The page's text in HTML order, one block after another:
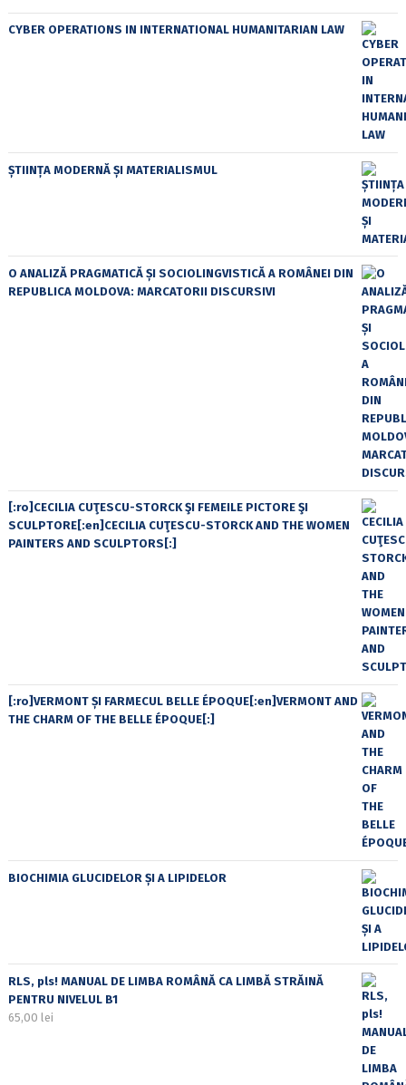
CYBER OPERATIONS IN INTERNATIONAL HUMANITARIAN LAW
ȘTIINȚA MODERNĂ ȘI MATERIALISMUL
O ANALIZĂ PRAGMATICĂ ȘI SOCIOLINGVISTICĂ A ROMÂNEI DIN
REPUBLICA MOLDOVA: MARCATORII DISCURSIVI
[:ro]CECILIA CUŢESCU-STORCK ŞI FEMEILE PICTORE ŞI
SCULPTORE[:en]CECILIA CUŢESCU-STORCK AND THE WOMEN
PAINTERS AND SCULPTORS[:]
[:ro]VERMONT ȘI FARMECUL BELLE ÉPOQUE[:en]VERMONT AND
THE CHARM OF THE BELLE ÉPOQUE[:]
BIOCHIMIA GLUCIDELOR ȘI A LIPIDELOR
RLS, pls! MANUAL DE LIMBA ROMÂNĂ CA LIMBĂ STRĂINĂ
PENTRU NIVELUL B1
65,00 lei